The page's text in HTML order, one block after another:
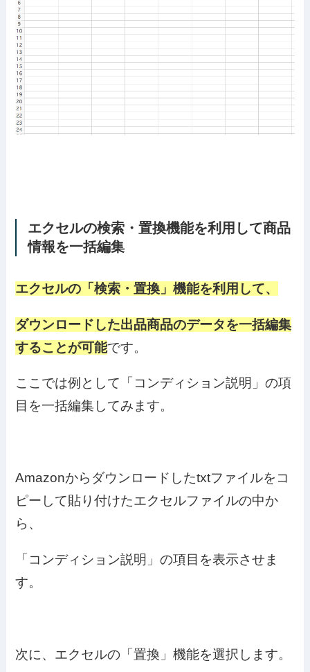
エクセルの検索・置換機能を利用して商品
情報を一括編集
エクセルの「検索・置換」機能を利用して、
ダウンロードした出品商品のデータを一括編集
することが可能です。
ここでは例として「コンディション説明」の項
目を一括編集してみます。
Amazonからダウンロードしたtxtファイルをコ
ピーして貼り付けたエクセルファイルの中か
ら、
「コンディション説明」の項目を表示させま
す。
次に、エクセルの「置換」機能を選択します。